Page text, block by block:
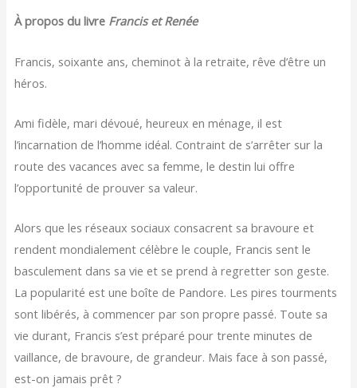
À propos du livre Francis et Renée
Francis, soixante ans, cheminot à la retraite, rêve d’être un
héros.
Ami fidèle, mari dévoué, heureux en ménage, il est
l’incarnation de l’homme idéal. Contraint de s’arrêter sur la
route des vacances avec sa femme, le destin lui offre
l’opportunité de prouver sa valeur.
Alors que les réseaux sociaux consacrent sa bravoure et
rendent mondialement célèbre le couple, Francis sent le
basculement dans sa vie et se prend à regretter son geste.
La popularité est une boîte de Pandore. Les pires tourments
sont libérés, à commencer par son propre passé. Toute sa
vie durant, Francis s’est préparé pour trente minutes de
vaillance, de bravoure, de grandeur. Mais face à son passé,
est-on jamais prêt ?